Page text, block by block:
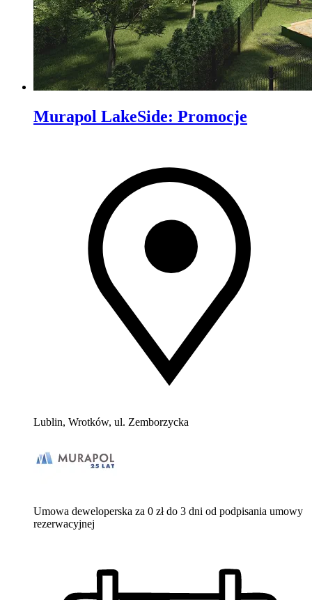
Murapol LakeSide: Promocje
Lublin, Wrotków, ul. Zemborzycka
Umowa deweloperska za 0 zł do 3 dni od podpisania umowy
rezerwacyjnej